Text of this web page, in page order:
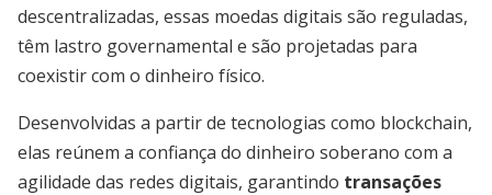
descentralizadas, essas moedas digitais são reguladas,
têm lastro governamental e são projetadas para
coexistir com o dinheiro físico.
Desenvolvidas a partir de tecnologias como blockchain,
elas reúnem a confiança do dinheiro soberano com a
agilidade das redes digitais, garantindo transações